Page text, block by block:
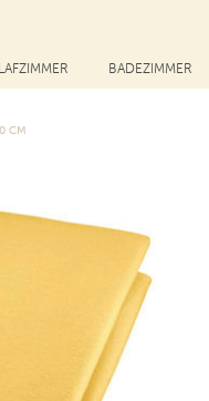
BADEZIMMER
CM